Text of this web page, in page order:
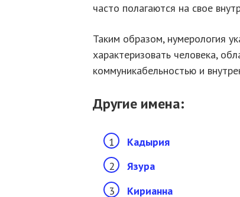
часто полагаются на свое
Таким образом, нумерология
характеризовать человека,
коммуникабельностью и
Другие имена:
Кадырия
Язура
Кирианна